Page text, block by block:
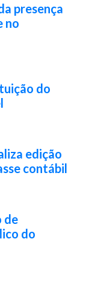
presença
no
do
edição
contábil
de
do